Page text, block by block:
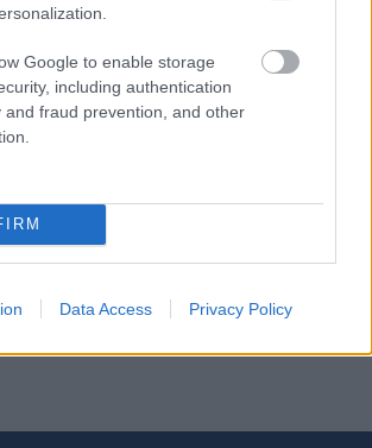
Google to enable storage
including authentication
and fraud prevention, and other
Data Access Privacy Policy
i Skimuseet/Holmenkollen
Skitinget 2026
forts.